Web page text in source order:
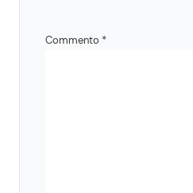
Commento *